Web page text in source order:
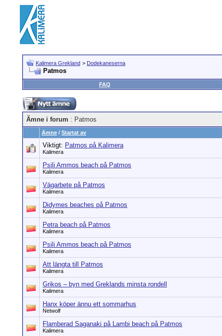
Kalimera Grekland > Dodekaneserna
Patmos
FAQ
Ämne i forum : Patmos
Ämne / Startat av
Viktigt: Patmos på Kalimera
Kalimera
Psili Ammos beach på Patmos
Kalimera
Vägarbete på Patmos
Kalimera
Didymes beaches på Patmos
Kalimera
Petra beach på Patmos
Kalimera
Psili Ammos beach på Patmos
Kalimera
Att längta till Patmos
Kalimera
Grikos – byn med Greklands minsta rondell
Kalimera
Hanx köper ännu ett sommarhus
Netwolf
Flamberad Saganaki på Lambi beach på Patmos
Kalimera